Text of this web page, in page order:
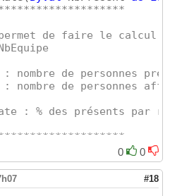
de faire le calcul
de personnes
de personnes
: % des présents par
0 0
#18